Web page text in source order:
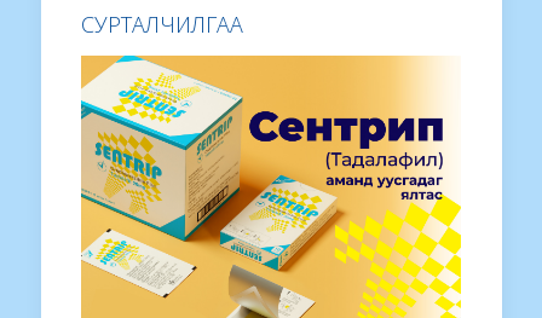
СУРТАЛЧИЛГАА